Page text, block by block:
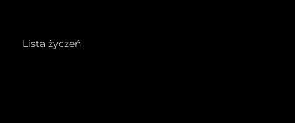
Lista życzeń